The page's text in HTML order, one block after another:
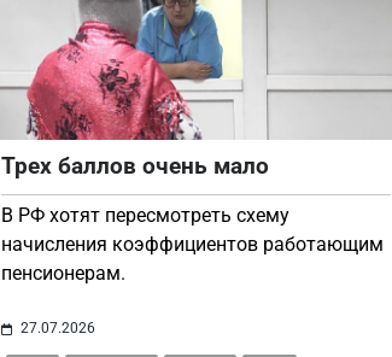
Трех баллов очень мало
В РФ хотят пересмотреть схему
начисления коэффициентов работающим
пенсионерам.
27.07.2026